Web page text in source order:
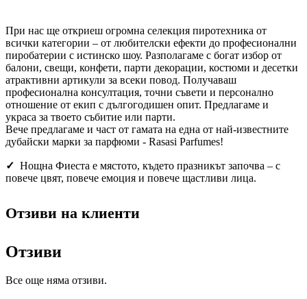
При нас ще откриеш огромна селекция пиротехника от
всички категории – от любителски ефекти до професионални
пиробатерии с истинско шоу. Разполагаме с богат избор от
балони, свещи, конфети, парти декорации, костюми и десетки
атрактивни артикули за всеки повод. Получаваш
професионална консултация, точни съвети и персонално
отношение от екип с дългогодишен опит. Предлагаме и
украса за твоето събитие или парти.
Вече предлагаме и част от гамата на една от най-известните
дубайски марки за парфюми - Rasasi Parfumes!
✓ Нощна Фиеста е мястото, където празникът започва – с
повече цвят, повече емоция и повече щастливи лица.
Отзиви на клиенти
Отзиви
Все още няма отзиви.